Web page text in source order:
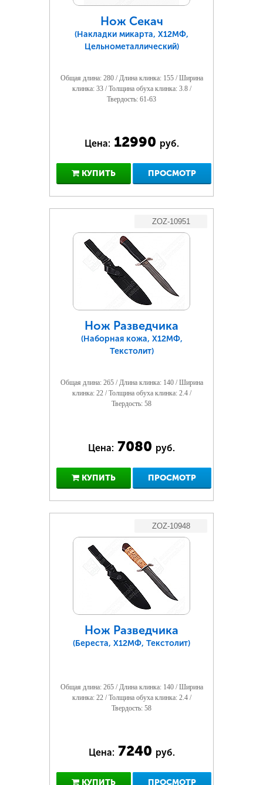
Нож Секач
(Накладки микарта, Х12МФ,
Цельнометаллический)
Общая длина: 280 / Длина клинка: 155 / Ширина
клинка: 33 / Толщина обуха клинка: 3.8 /
Твердость: 61-63
Цена: 12990 руб.
КУПИТЬ ПРОСМОТР
ZOZ-10951
Нож Разведчика
(Наборная кожа, Х12МФ,
Текстолит)
Общая длина: 265 / Длина клинка: 140 / Ширина
клинка: 22 / Толщина обуха клинка: 2.4 /
Твердость: 58
Цена: 7080 руб.
КУПИТЬ ПРОСМОТР
ZOZ-10948
Нож Разведчика
(Береста, Х12МФ, Текстолит)
Общая длина: 265 / Длина клинка: 140 / Ширина
клинка: 22 / Толщина обуха клинка: 2.4 /
Твердость: 58
Цена: 7240 руб.
КУПИТЬ ПРОСМОТР